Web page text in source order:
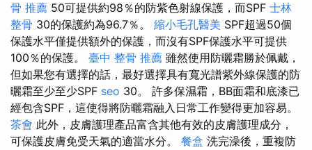
骨 推薦 50可提供約98％的防紫色射線保護，而SPF 士林
整骨 30的保護約為96.7％。 縮小毛孔醫美 SPF超過50個
保護水平僅提供額外的保護，而沒有SPF保護水平可提供
100％的保護。 臺中 整骨 推薦 雖然使用防曬霜勝於佩戴，
但如果您有選擇的話，最好選擇具有寬光譜紫外線保護的防
曬霜至少至少SPF seo 30。 許多保濕霜，BB面霜和底漆已
經包含SPF，這使得將防曬霜融入日常工作變得更加容易。
茶會 此外，皮膚護理產品富含其他有效的皮膚護理成分，
可保護皮膚免受天氣的適當水分。 餐盒 洗完澡後，重複防